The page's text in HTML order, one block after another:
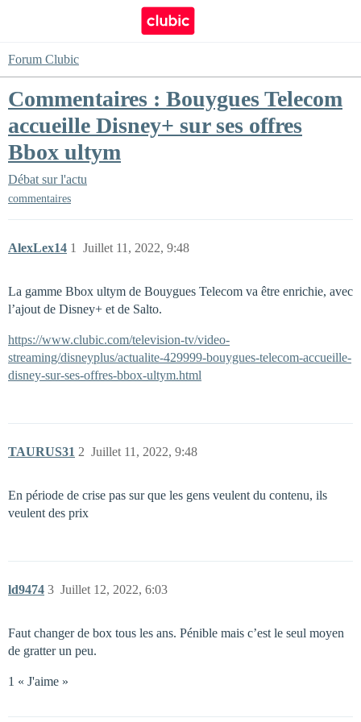
Forum Clubic
Commentaires : Bouygues Telecom
accueille Disney+ sur ses offres
Bbox ultym
Débat sur l'actu
commentaires
AlexLex14 Juillet 11, 2022, 9:48
1
La gamme Bbox ultym de Bouygues Telecom va être enrichie, avec
l’ajout de Disney+ et de Salto.
https://www.clubic.com/television-tv/video-
streaming/disneyplus/actualite-429999-bouygues-telecom-accueille-
disney-sur-ses-offres-bbox-ultym.html
TAURUS31 Juillet 11, 2022, 9:48
2
En période de crise pas sur que les gens veulent du contenu, ils
veulent des prix
ld9474 Juillet 12, 2022, 6:03
3
Faut changer de box tous les ans. Pénible mais c’est le seul moyen
de gratter un peu.
1 « J'aime »